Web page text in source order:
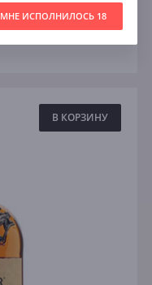
В КОРЗИНУ
МНЕ ИСПОЛНИЛОСЬ 18